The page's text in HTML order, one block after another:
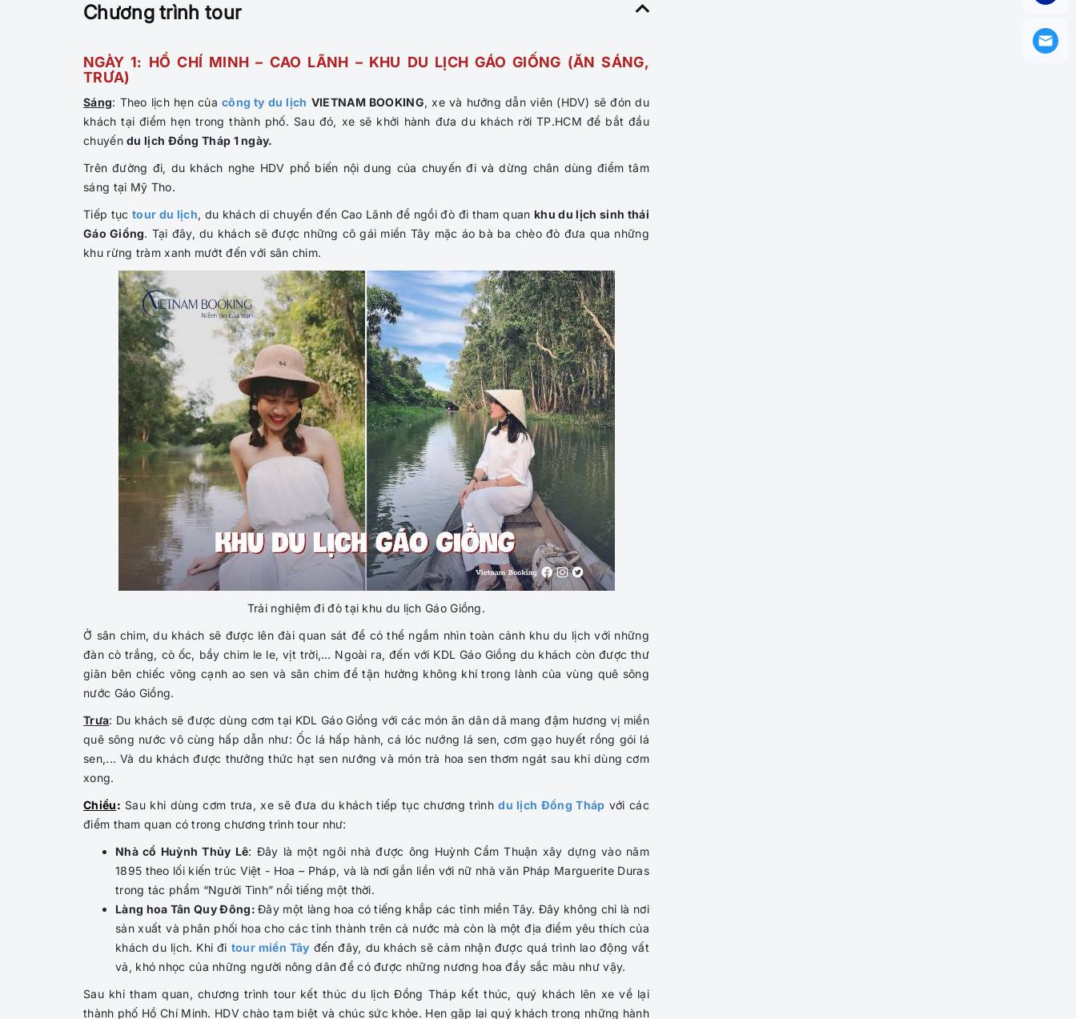
Chương trình tour
NGÀY 1: HỒ CHÍ MINH – CAO LÃNH – KHU DU LỊCH GÁO GIỐNG (ĂN SÁNG,
TRƯA)
Sáng: Theo lịch hẹn của công ty du lịch VIETNAM BOOKING, xe và hướng dẫn viên (HDV) sẽ đón du
khách tại điểm hẹn trong thành phố. Sau đó, xe sẽ khởi hành đưa du khách rời TP.HCM để bắt đầu
chuyếndu lịch Đồng Tháp 1 ngày.
Trên đường đi, du khách nghe HDV phổ biến nội dung của chuyến đi và dừng chân dùng điểm tâm
sáng tại Mỹ Tho.
Tiếp tụctour du lịch, du khách di chuyển đến Cao Lãnh để ngồi đò đi tham quan khu du lịch sinh thái
Gáo Giồng. Tại đây, du khách sẽ được những cô gái miền Tây mặc áo bà ba chèo đò đưa qua những
khu rừng tràm xanh mướt đến với sân chim.
Trải nghiệm đi đò tại khu du lịch Gáo Giồng.
Ở sân chim, du khách sẽ được lên đài quan sát để có thể ngắm nhìn toàn cảnh khu du lịch với những
đàn cò trắng, cò ốc, bầy chim le le, vịt trời,… Ngoài ra, đến với KDL Gáo Giồng du khách còn được thư
giãn bên chiếc võng cạnh ao sen và sân chim để tận hưởng không khí trong lành của vùng quê sông
nước Gáo Giồng.
Trưa: Du khách sẽ được dùng cơm tại KDL Gáo Giồng với các món ăn dân dã mang đậm hương vị miền
quê sông nước vô cùng hấp dẫn như: Ốc lá hấp hành, cá lóc nướng lá sen, cơm gạo huyết rồng gói lá
sen,... Và du khách được thưởng thức hạt sen nướng và món trà hoa sen thơm ngát sau khi dùng cơm
xong.
Chiều: Sau khi dùng cơm trưa, xe sẽ đưa du khách tiếp tục chương trìnhdu lịch Đồng Tháp với các
điểm tham quan có trong chương trình tour như:
Nhà cổ Huỳnh Thủy Lê: Đây là một ngôi nhà được ông Huỳnh Cẩm Thuận xây dựng vào năm
1895 theo lối kiến trúc Việt - Hoa – Pháp, và là nơi gắn liền với nữ nhà văn Pháp Marguerite Duras
trong tác phẩm “Người Tình” nổi tiếng một thời.
Làng hoa Tân Quy Đông:Đây một làng hoa có tiếng khắp các tỉnh miền Tây. Đây không chỉ là nơi
sản xuất và phân phối hoa cho các tỉnh thành trên cả nước mà còn là một địa điểm yêu thích của
khách du lịch. Khi đi tour miền Tây đến đây, du khách sẽ cảm nhận được quá trình lao động vất
vả, khó nhọc của những người nông dân để có được những nương hoa đầy sắc màu như vậy.
Sau khi tham quan, chương trình tour kết thúc du lịch Đồng Tháp kết thúc, quý khách lên xe về lại
thành phố Hồ Chí Minh. HDV chào tạm biệt và chúc sức khỏe. Hẹn gặp lại quý khách trong những hành